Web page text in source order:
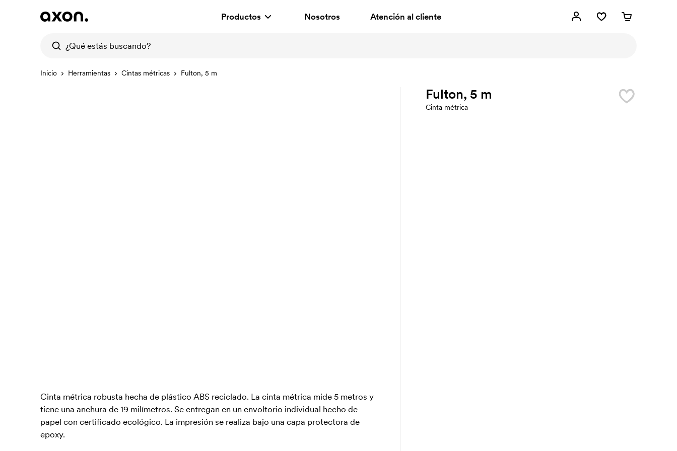
Productos Nosotros Atención al cliente
Inicio Herramientas Cintas métricas Fulton, 5 m
Fulton, 5 m
Cinta métrica
Cinta métrica robusta hecha de plástico ABS reciclado. La cinta métrica mide 5 metros y
tiene una anchura de 19 milímetros. Se entregan en un envoltorio individual hecho de
papel con certificado ecológico. La impresión se realiza bajo una capa protectora de
epoxy.